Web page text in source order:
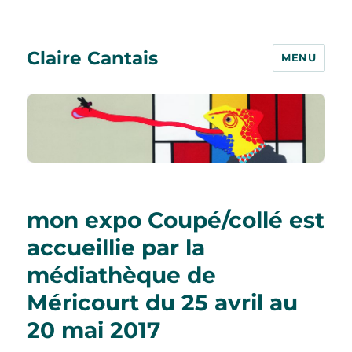
Claire Cantais MENU
mon expo Coupé/collé est
accueillie par la
médiathèque de
Méricourt du 25 avril au
20 mai 2017